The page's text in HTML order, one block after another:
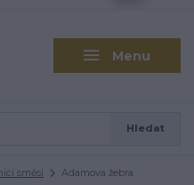
Menu
Hledat
směsi Adamova žebra